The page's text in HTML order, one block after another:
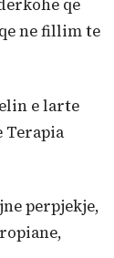
qe
ne fillim te
e larte
Terapia
perpjekje,